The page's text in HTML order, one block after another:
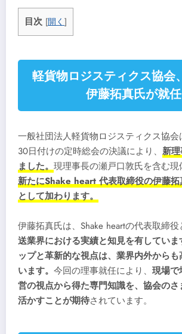
目次 [開く ]
軽貨物ロジスティクス協会
伊藤拓真氏が就任
一般社団法人軽貨物ロジスティクス協会
30日付けの定時総会の決議により、 新
ました。 現理事長の瀬戸口敦氏を含む現
新たにShake heart 代表取締役の伊藤
として加わります。
伊藤拓真氏は、Shake heartの代表取締役
送業界における実績と知見を有していま
ップと革新的な視点は、業界内外から
います。 今回の理事就任により、 現場で
営の視点から得た専門知識を、協会の
活かすことが期待されています。